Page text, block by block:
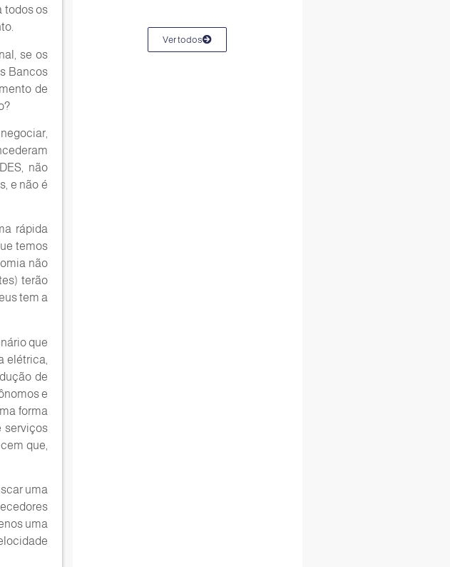
todos os
se os
Bancos
de
não
e não é
rápida
temos
não
terão
tem a
que
elétrica,
de
e
forma
serviços
que,
uma
uma
Ver todos